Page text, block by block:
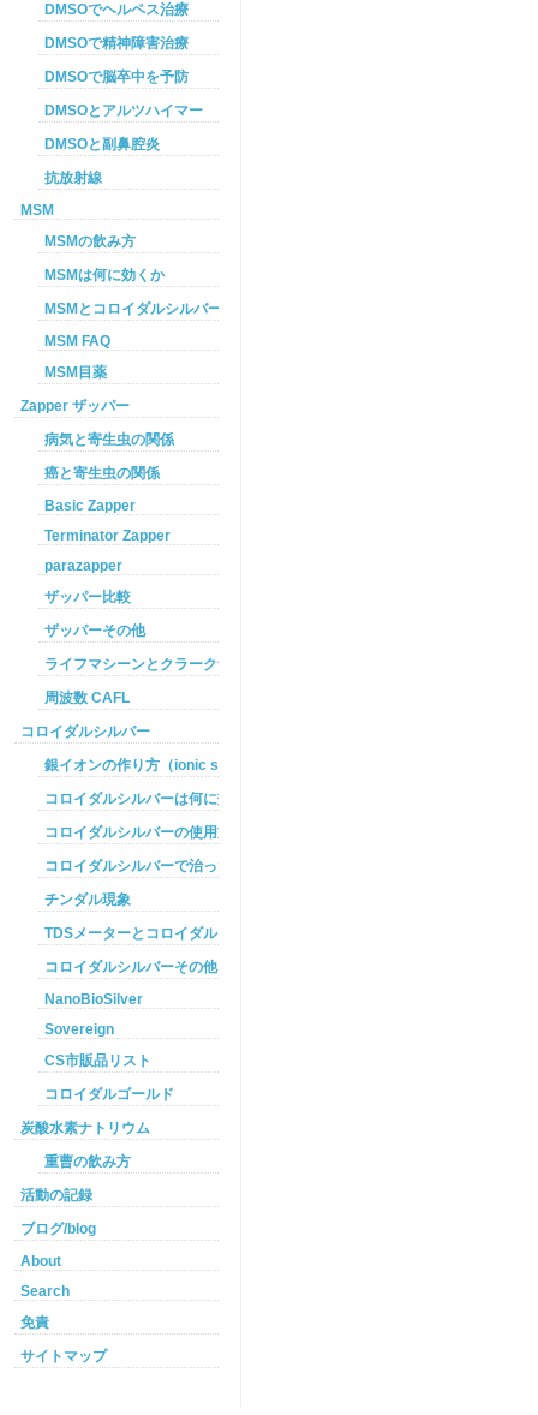
DMSOでヘルペス治療
DMSOで精神障害治療
DMSOで脳卒中を予防
DMSOとアルツハイマー
DMSOと副鼻腔炎
抗放射線
MSM
MSMの飲み方
MSMは何に効くか
MSMとコロイダルシルバーを使った癌プロトコル
MSM FAQ
MSM目薬
Zapper ザッパー
病気と寄生虫の関係
癌と寄生虫の関係
Basic Zapper
Terminator Zapper
parazapper
ザッパー比較
ザッパーその他
ライフマシーンとクラークザッパーの違い
周波数 CAFL
コロイダルシルバー
銀イオンの作り方（ionic silver ）
コロイダルシルバーは何に効くのか
コロイダルシルバーの使用方法
コロイダルシルバーで治った例
チンダル現象
TDSメーターとコロイダルシルバー
コロイダルシルバーその他
NanoBioSilver
Sovereign
CS市販品リスト
コロイダルゴールド
炭酸水素ナトリウム
重曹の飲み方
活動の記録
ブログ/blog
About
Search
免責
サイトマップ